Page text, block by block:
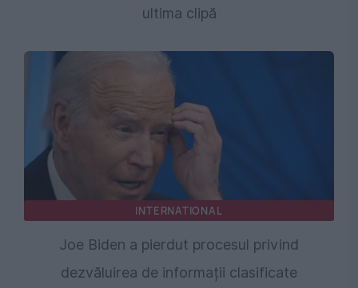
ultima clipă
INTERNATIONAL
Joe Biden a pierdut procesul privind
dezvăluirea de informații clasificate